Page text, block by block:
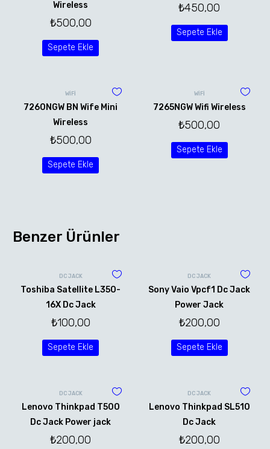
Wireless
₺500,00
Sepete Ekle
₺450,00
Sepete Ekle
WİFİ
7260NGW BN Wife Mini
Wireless
₺500,00
Sepete Ekle
WİFİ
7265NGW Wifi Wireless
₺500,00
Sepete Ekle
Benzer Ürünler
DC JACK
Toshiba Satellite L350-
16X Dc Jack
₺100,00
Sepete Ekle
DC JACK
Sony Vaio Vpcf1 Dc Jack
Power Jack
₺200,00
Sepete Ekle
DC JACK
Lenovo Thinkpad T500
Dc Jack Power jack
₺200,00
DC JACK
Lenovo Thinkpad SL510
Dc Jack
₺200,00